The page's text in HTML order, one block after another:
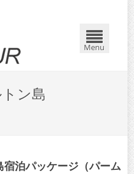
Menu
ン島
宿泊パッケージ（パーム